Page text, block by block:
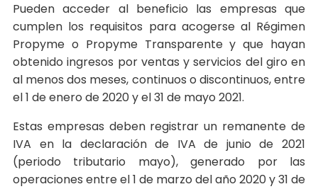
Pueden acceder al beneficio las empresas que
cumplen los requisitos para acogerse al Régimen
Propyme o Propyme Transparente y que hayan
obtenido ingresos por ventas y servicios del giro en
al menos dos meses, continuos o discontinuos, entre
el 1 de enero de 2020 y el 31 de mayo 2021.
Estas empresas deben registrar un remanente de
IVA en la declaración de IVA de junio de 2021
(periodo tributario mayo), generado por las
operaciones entre el 1 de marzo del año 2020 y 31 de